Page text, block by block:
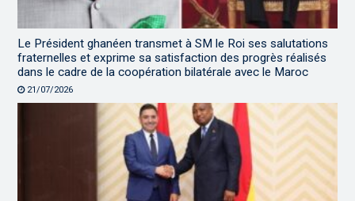
Le Président ghanéen transmet à SM le Roi ses salutations
fraternelles et exprime sa satisfaction des progrès réalisés
dans le cadre de la coopération bilatérale avec le Maroc
21/07/2026